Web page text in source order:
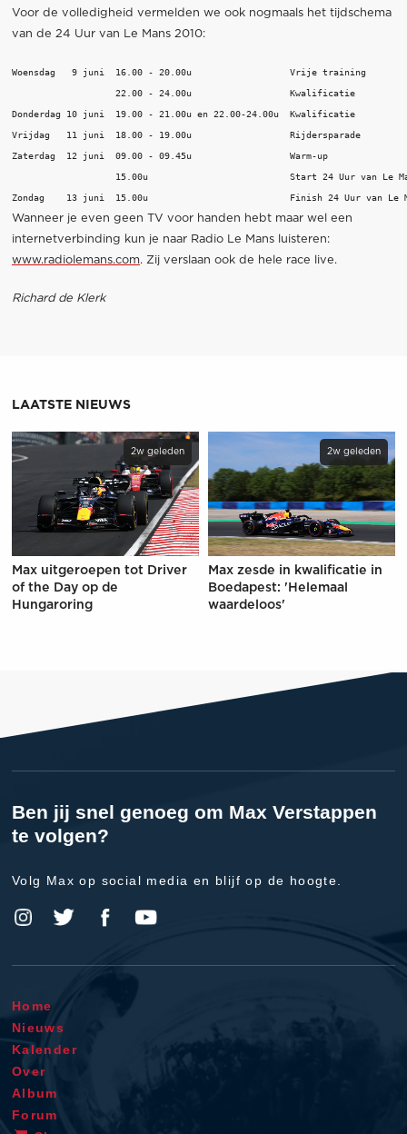
Voor de volledigheid vermelden we ook nogmaals het tijdschema
van de 24 Uur van Le Mans 2010:
Woensdag   9 juni  16.00 - 20.00u                  Vrije training
                   22.00 - 24.00u                  Kwalificatie
Donderdag 10 juni  19.00 - 21.00u en 22.00-24.00u  Kwalificatie
Vrijdag   11 juni  18.00 - 19.00u                  Rijdersparade
Zaterdag  12 juni  09.00 - 09.45u                  Warm-up
15.00u                          Start 24 Uur van Le
Wanneer je even geen TV voor handen hebt maar wel een
internetverbinding kun je naar Radio Le Mans luisteren:
www.radiolemans.com. Zij verslaan ook de hele race live.
Richard de Klerk
LAATSTE NIEUWS
2w geleden
Max uitgeroepen tot Driver
of the Day op de
Hungaroring
2w geleden
Max zesde in kwalificatie in
Boedapest: 'Helemaal
waardeloos'
Ben jij snel genoeg om Max Verstappen
te volgen?
Volg Max op social media en blijf op de hoogte.
Home
Nieuws
Kalender
Over
Album
Forum